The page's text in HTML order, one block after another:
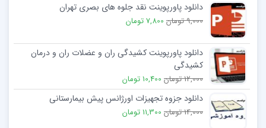
دانلود پاورپوینت نقد جلوه های بصری تهران
9,000 تومان 7,800 تومان
دانلود پاورپوینت کشیدگی ران و عضلات ران و درمان
کشیدگی
12,000 تومان 10,400 تومان
دانلود جزوه تجهیزات اورژانس پیش بیمارستانی
14,000 تومان 11,300 تومان